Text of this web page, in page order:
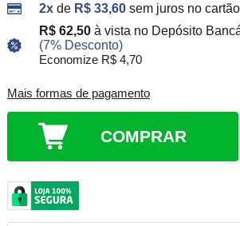
2xde R$ 33,60 sem juros no
R$ 62,50 à vista no Depósito
(7% Desconto)
Economize R$ 4,70
Mais formas de pagamento
COMPRAR